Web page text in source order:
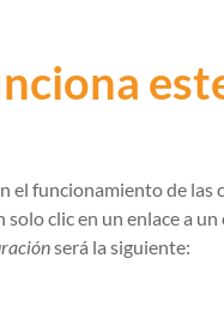
el funcionamiento de
clic en un enlace a
será la siguiente: